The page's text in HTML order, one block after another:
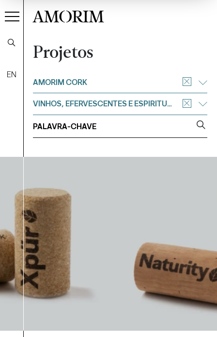
EN
AMORIM
Projetos
Filtrar
AMORIM CORK
VINHOS, EFERVESCENTES E ESPIRITUOSOS